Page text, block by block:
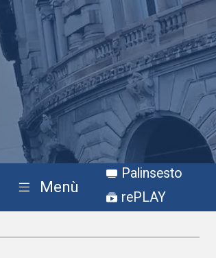
Menù
Palinsesto
rePLAY